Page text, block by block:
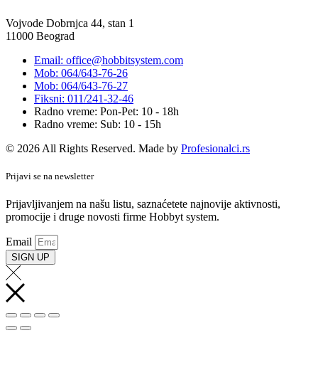
Vojvode Dobrnjca 44, stan 1
11000 Beograd
Email: office@hobbitsystem.com
Mob: 064/643-76-26
Mob: 064/643-76-27
Fiksni: 011/241-32-46
Radno vreme: Pon-Pet: 10 - 18h
Radno vreme: Sub: 10 - 15h
© 2026 All Rights Reserved. Made by Profesionalci.rs
Prijavi se na newsletter
Prijavljivanjem na našu listu, saznaćetete najnovije aktivnosti,
promocije i druge novosti firme Hobbyt system.
Email
SIGN UP